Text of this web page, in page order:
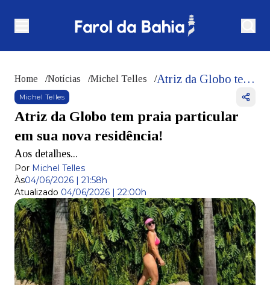
Home /Notícias /Michel Telles / Atriz da Globo tem praia particular em sua nova residência!
Michel Telles
Atriz da Globo tem praia particular
em sua nova residência!
Aos detalhes...
Por Michel Telles
Às04/06/2026 | 21:58h
Atualizado 04/06/2026 | 22:00h